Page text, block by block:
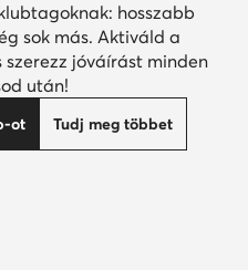
hosszabb
sok más. Aktiváld a
jóváírást minden
után!
ot Tudj meg többet